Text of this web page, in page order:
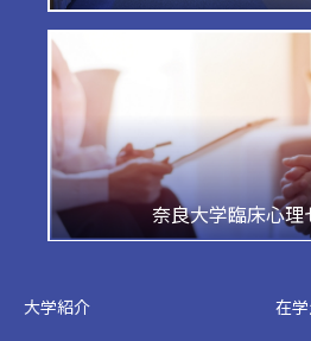
奈良大学臨床心理
大学紹介
在